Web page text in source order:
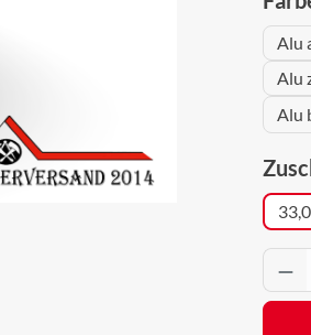
Alu
Alu
Alu